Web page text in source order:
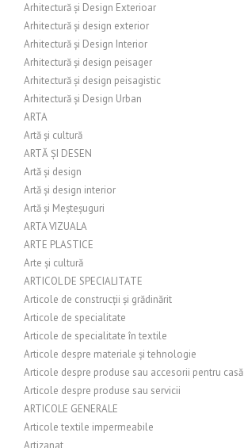
Arhitectură și Design Exterioar
Arhitectură și design exterior
Arhitectură și Design Interior
Arhitectură și design peisager
Arhitectură și design peisagistic
Arhitectură și Design Urban
ARTA
Artă și cultură
ARTĂ ȘI DESEN
Artă și design
Artă și design interior
Artă și Meșteșuguri
ARTA VIZUALA
ARTE PLASTICE
Arte și cultură
ARTICOL DE SPECIALITATE
Articole de construcții și grădinărit
Articole de specialitate
Articole de specialitate în textile
Articole despre materiale și tehnologie
Articole despre produse sau accesorii pentru casă
Articole despre produse sau servicii
ARTICOLE GENERALE
Articole textile impermeabile
Artizanat